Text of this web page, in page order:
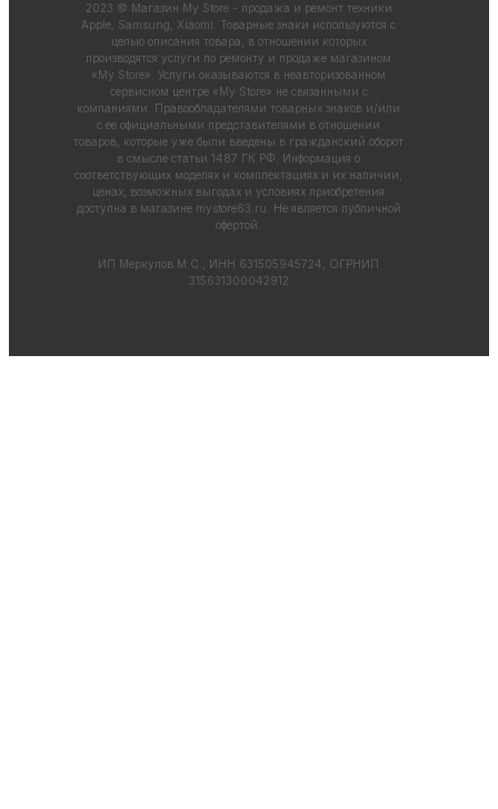
2023 © Магазин My Store - продажа и ремонт техники
Apple, Samsung, Xiaomi. Товарные знаки используются с
целью описания товара, в отношении которых
производятся услуги по ремонту и продаже магазином
«My Store». Услуги оказываются в неавторизованном
сервисном центре «My Store» не связанными с
компаниями. Правообладателями товарных знаков и/или
с ее официальными представителями в отношении
товаров, которые уже были введены в гражданский оборот
в смысле статьи 1487 ГК РФ. Информация о
соответствующих моделях и комплектациях и их наличии,
ценах, возможных выгодах и условиях приобретения
доступна в магазине mystore63.ru . Не является публичной
офертой.
ИП Меркулов М.С., ИНН 631505945724, ОГРНИП
315631300042912